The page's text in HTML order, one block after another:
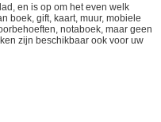
en is op om het even welk
boek, gift, kaart, muur, mobiele
notaboek, maar geen
zijn beschikbaar ook voor uw